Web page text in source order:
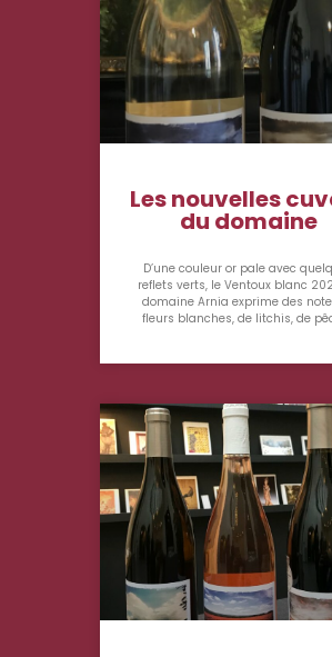
Les nouvelles
du domaine
D’une couleur or pale avec
reflets verts, le Ventoux blanc
domaine Arnia exprime des
fleurs blanches, de litchis, de